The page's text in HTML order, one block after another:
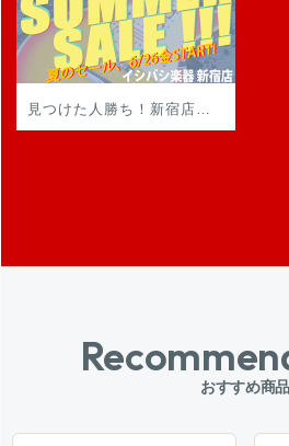
おすすめ商品